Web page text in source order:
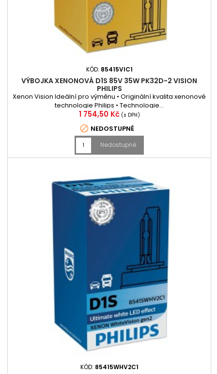
KÓD: 85415VIC1
VÝBOJKA XENONOVÁ D1S 85V 35W PK32D-2 VISION
PHILIPS
Xenon Vision Ideální pro výměnu • Originální kvalita xenonové
technologie Philips • Technologie...
Cena
1 754,50 Kč (s DPH)
 NEDOSTUPNÉ
Nedostupné
KÓD: 85415WHV2C1